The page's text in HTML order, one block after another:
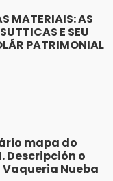
MATERIAIS: AS
E SEU
PATRIMONIAL
mapa do
Descripción o
Nueba